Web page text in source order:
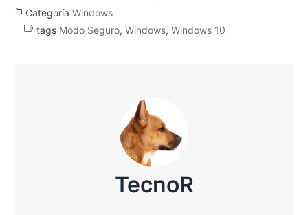
Categoría Windows
tags Modo Seguro, Windows, Windows 10
TecnoR